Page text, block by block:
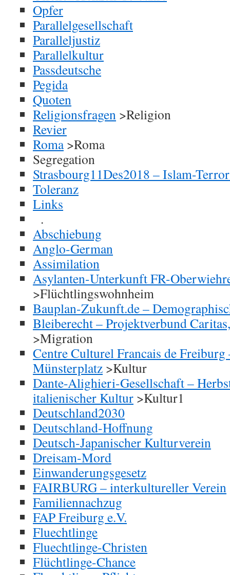
Opfer
Parallelgesellschaft
Paralleljustiz
Parallelkultur
Passdeutsche
Pegida
Quoten
Religionsfragen >Religion
Revier
Roma>Roma
Segregation
Strasbourg11Des2018 – Islam-
Toleranz
Links
.
Abschiebung
Anglo-German
Assimilation
Asylanten-Unterkunft FR-
>Flüchtlingswohnheim
Bauplan-Zukunft.de –
Bleiberecht – Projektverbund
>Migration
Centre Culturel Francais de Freiburg
Münsterplatz >Kultur
Dante-Alighieri-Gesellschaft –
italienischer Kultur >Kultur1
Deutschland2030
Deutschland-Hoffnung
Deutsch-Japanischer Kulturverein
Dreisam-Mord
Einwanderungsgesetz
FAIRBURG – interkultureller Verein
Familiennachzug
FAP Freiburg e.V.
Fluechtlinge
Fluechtlinge-Christen
Flüchtlinge-Chance